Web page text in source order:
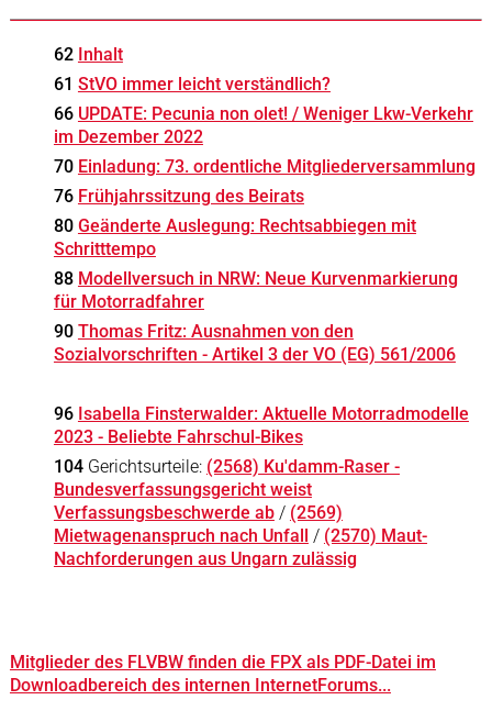
62 Inhalt
61 StVO immer leicht verständlich?
66 UPDATE: Pecunia non olet! / Weniger Lkw-Verkehr
im Dezember 2022
70 Einladung: 73. ordentliche Mitgliederversammlung
76 Frühjahrssitzung des Beirats
80 Geänderte Auslegung: Rechtsabbiegen mit
Schritttempo
88 Modellversuch in NRW: Neue Kurvenmarkierung
für Motorradfahrer
90 Thomas Fritz: Ausnahmen von den
Sozialvorschriften - Artikel 3 der VO (EG) 561/2006
96 Isabella Finsterwalder: Aktuelle Motorradmodelle
2023 - Beliebte Fahrschul-Bikes
104 Gerichtsurteile: (2568) Ku'damm-Raser -
Bundesverfassungsgericht weist
Verfassungsbeschwerde ab/ (2569)
Mietwagenanspruch nach Unfall / (2570) Maut-
Nachforderungen aus Ungarn zulässig
Mitglieder des FLVBW finden die FPX als PDF-Datei im
Downloadbereich des internen InternetForums...